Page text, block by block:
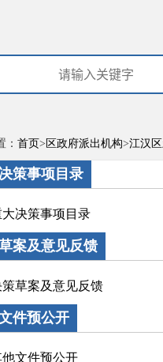
： 首页> 区政府派出机构>江汉
策事项目录
大决策事项目录
案及意见反馈
策草案及意见反馈
件预公开
他文件预公开